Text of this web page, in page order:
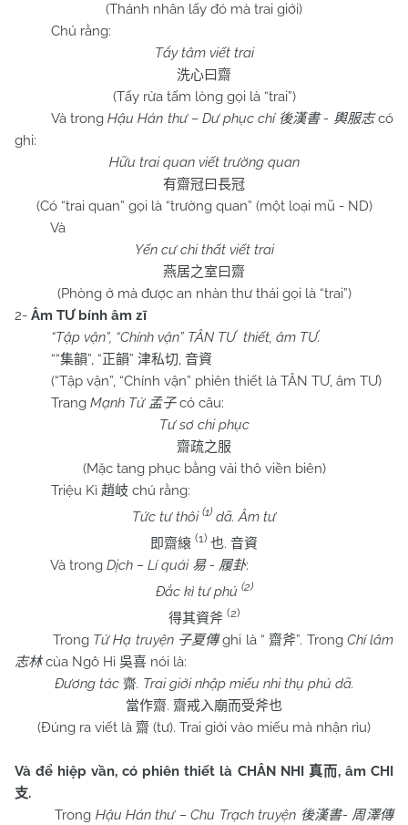
(Thánh nhân lấy đó mà trai giới)
Chú rằng:
Tẩy tâm viết trai
洗心曰齋
(Tẩy rửa tấm lòng gọi là “trai”)
Và trongHậu Hán thư – Dư phục chí 後漢書- 輿服志 có
ghi:
Hữu trai quan viết trường quan
有齋冠曰長冠
(Có “trai quan” gọi là “trường quan” (một loại mũ - ND)
Và
Yến cư chi thất viết trai
燕居之室曰齋
(Phòng ở mà được an nhàn thư thái gọi là “trai”)
2- Âm TƯ bính âm zī
“Tập vận”, “Chính vận” TÂN TƯ thiết, âm TƯ.
““集韻”, “正韻” 津私切, 音資
(“Tập vận”, “Chính vận” phiên thiết là TÂN TƯ, âm TƯ)
Trang Mạnh Tử 孟子 có câu:
Tư sơ chi phục
齋疏之服
(Mặc tang phục bằng vải thô viền biên)
Triệu Kì 趙岐 chú rằng:
Tức tư thôi (1) dã. Âm tư
即齋縗 (1) 也. 音資
Và trong Dịch – Lí quái 易- 履卦:
Đắc kì tư phủ (2)
得其資斧 (2)
Trong Tử Hạ truyện 子夏傳 ghi là “齋斧”. Trong Chí lâm
志林 của Ngô Hỉ 吳喜 nói là:
Đương tác 齋. Trai giới nhập miếu nhi thụ phủ dã.
當作齋. 齋戒入廟而受斧也
(Đúng ra viết là 齋 (tư). Trai giới vào miếu mà nhận rìu)
Và để hiệp vần, có phiên thiết là CHÂN NHI 真而, âm CHI
支.
Trong Hậu Hán thư –Chu Trạch truyện 後漢書- 周澤傳